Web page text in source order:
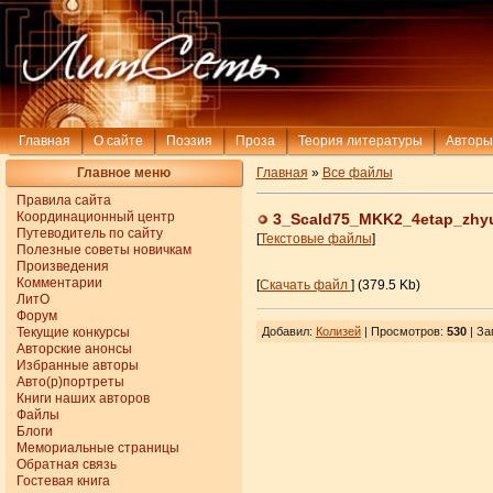
Главная О сайте Поэзия Проза Теория литературы Авторы
Главное меню
Правила сайта
Координационный центр
Путеводитель по сайту
Полезные советы новичкам
Произведения
Комментарии
ЛитО
Форум
Текущие конкурсы
Авторские анонсы
Избранные авторы
Авто(р)портреты
Книги наших авторов
Файлы
Блоги
Мемориальные страницы
Обратная связь
Гостевая книга
Главная » Все файлы
[Текстовые файлы]
[Скачать файл ] (379.5 Kb)
Добавил: Колизей| Просмотров: 530|